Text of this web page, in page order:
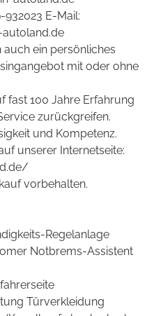
932023 E-Mail:
autoland.de
auch ein persönliches
mit oder ohne
fast 100 Jahre Erfahrung
zurückgreifen.
und Kompetenz.
unserer Internetseite:
vorbehalten.
Regelanlage
Notbrems-Assistent
Türverkleidung